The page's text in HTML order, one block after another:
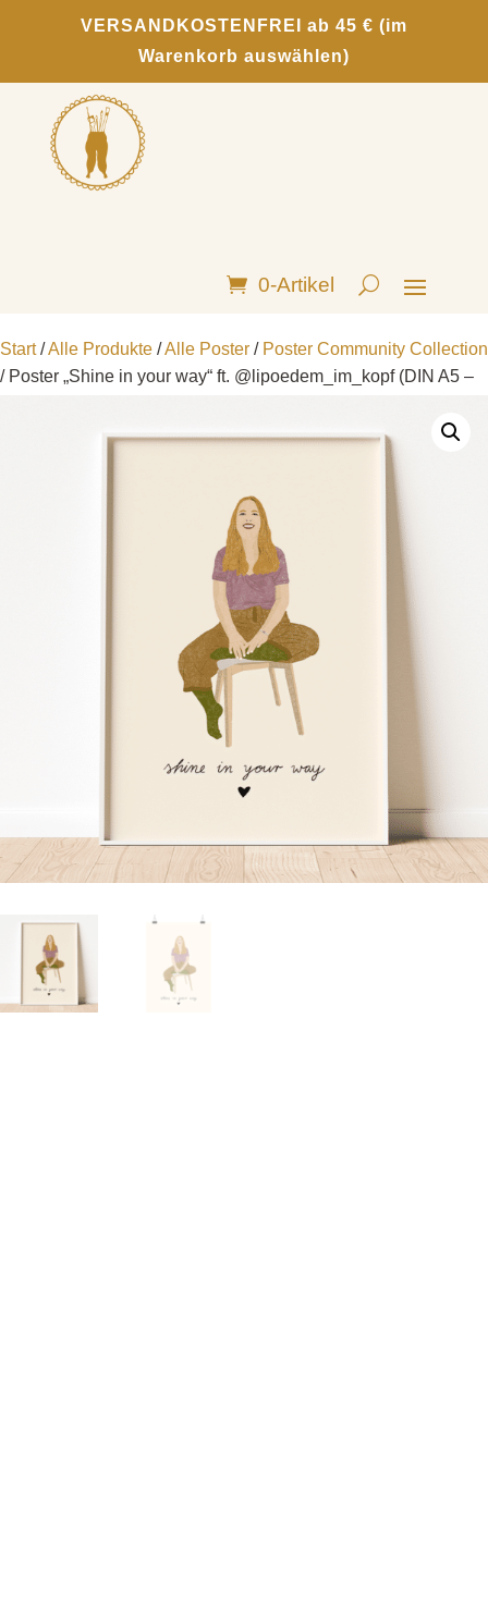
VERSANDKOSTENFREI ab 45 € (im
Warenkorb auswählen)
0-Artikel
Start/Alle Produkte /Alle Poster / Poster Community Collection
/ Poster „Shine in your way“ ft. @lipoedem_im_kopf (DIN A5 –